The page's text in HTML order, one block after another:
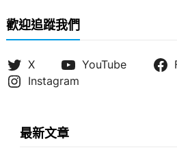
歡迎追蹤我們
X YouTube
Instagram
最新文章